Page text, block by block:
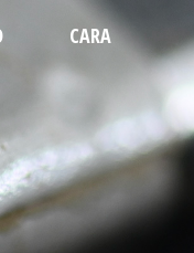
CARA
RINOPLASTIA
ESTIRAMIENTO FACIAL
ESTIRAMIENTO DE CUELLO
LEVANTA DE PÁRPADOS
DE CEJAS